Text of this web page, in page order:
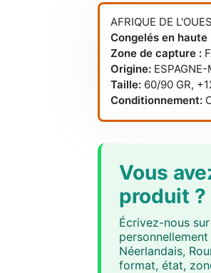
AFRIQUE DE
Congelés en haute
Zone de capture :
Origine: ESPAGNE-
Taille: 60/90 GR,
Conditionnement:
Vous
produit ?
Écrivez-nous
Néerlandais,
format, état,